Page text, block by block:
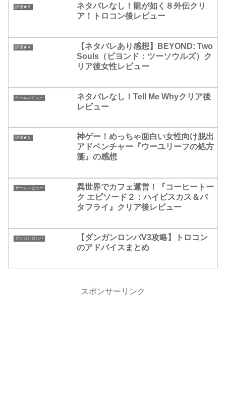
評価★５
ネタバレなし！龍が如く８外伝クリ
ア！トロコン後レビュー
評価★４
【ネタバレあり感想】BEYOND: Two
Souls（ビヨンド：ツーソウルズ）ク
リア後女性レビュー
ゲームレビュー
ネタバレなし！Tell Me Whyクリア後
レビュー
評価★５
神ゲー！めっちゃ面白い女性向け脱出
アドベンチャー『ウーユリーフの処方
箋』の感想
ゲームレビュー
異世界でカフェ運営！『コーヒートー
ク エピソード２：ハイビスカス＆バ
タフライ』クリア後レビュー
ダンガンロンパ
【ダンガンロンパV3攻略】トロコン
のアドバイスまとめ
スポンサーリンク